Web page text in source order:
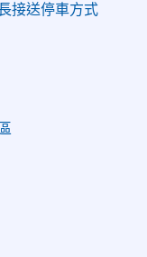
接送停車方式